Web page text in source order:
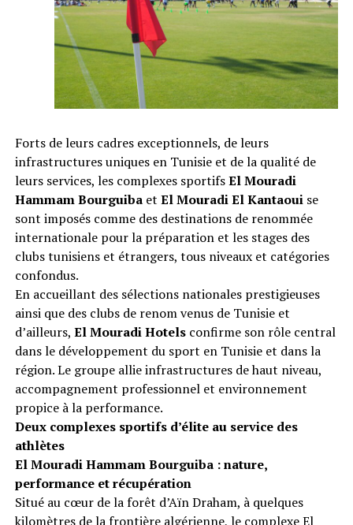
Forts de leurs cadres exceptionnels, de leurs
infrastructures uniques en Tunisie et de la qualité de
leurs services, les complexes sportifsEl Mouradi
Hammam Bourguibaet El Mouradi El Kantaouise
sont imposés comme des destinations de renommée
internationale pour la préparation et les stages des
clubs tunisiens et étrangers, tous niveaux et catégories
confondus.
En accueillant des sélections nationales prestigieuses
ainsi que des clubs de renom venus de Tunisie et
d’ailleurs, El Mouradi Hotelsconfirme son rôle central
dans le développement du sport en Tunisie et dans la
région. Le groupe allie infrastructures de haut niveau,
accompagnement professionnel et environnement
propice à la performance.
Deux complexes sportifs d’élite au service des
athlètes
El Mouradi Hammam Bourguiba : nature,
performance et récupération
Situé au cœur de la forêt d’Aïn Draham, à quelques
kilomètres de la frontière algérienne, le complexe El